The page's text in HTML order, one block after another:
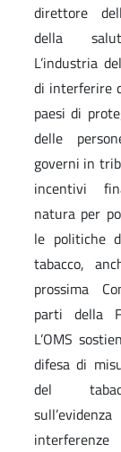
direttore
della
L’industria
di interferire
paesi di
delle
governi in
incentivi
natura per
le politiche
tabacco,
prossima
parti della
L’OMS
difesa di
del
interferenze